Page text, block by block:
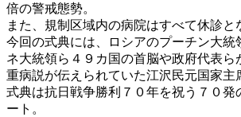
倍の警戒態勢。
また、規制区域内の病院はすべて休診と
今回の式典には、ロシアのプーチン大統
ネ大統領ら４９カ国の首脳や政府代表ら
重病説が伝えられていた江沢民元国家主
式典は抗日戦争勝利７０年を祝う７０発
ート。